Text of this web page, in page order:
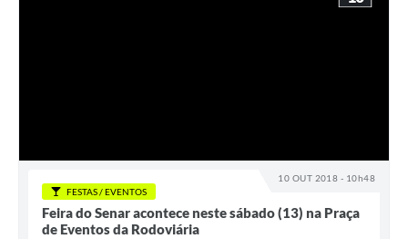
10 OUT 2018 - 10h48
FESTAS / EVENTOS
Feira do Senar acontece neste sábado (13) na Praça
de Eventos da Rodoviária